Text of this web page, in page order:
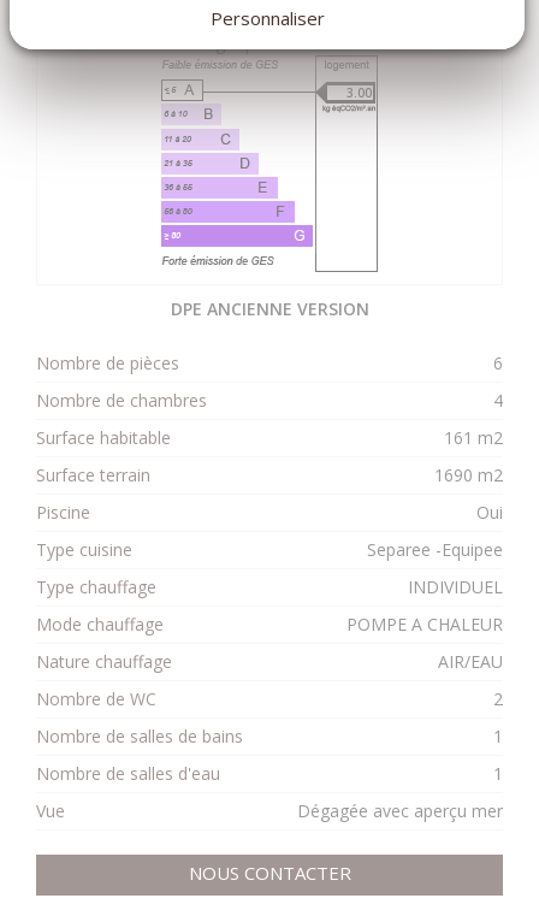
GES
3.00
DPE ANCIENNE VERSION
Nombre de pièces
6
Nombre de chambres
4
Surface habitable
161 m2
Surface terrain
1690 m2
Piscine
Oui
Type cuisine
Separee -Equipee
Type chauffage
INDIVIDUEL
Mode chauffage
POMPE A CHALEUR
Nature chauffage
AIR/EAU
Nombre de WC
2
Nombre de salles de bains
1
Nombre de salles d'eau
1
Vue
Dégagée avec aperçu mer
NOUS CONTACTER
Personnaliser